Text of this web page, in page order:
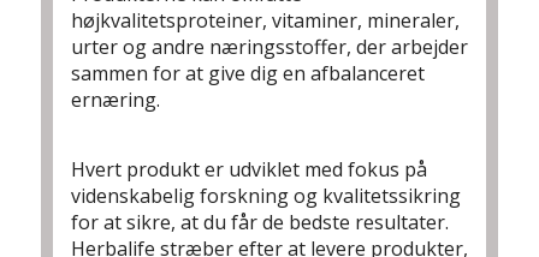
højkvalitetsproteiner, vitaminer, mineraler,
urter og andre næringsstoffer, der arbejder
sammen for at give dig en afbalanceret
ernæring.
Hvert produkt er udviklet med fokus på
videnskabelig forskning og kvalitetssikring
for at sikre, at du får de bedste resultater.
Herbalife stræber efter at levere produkter,